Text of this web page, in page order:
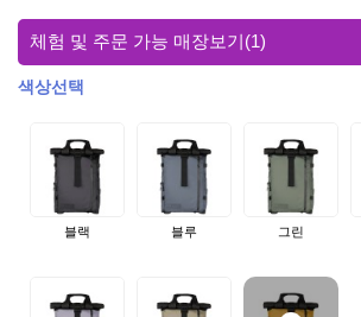
체험 및 주문 가능 매장보기(1)
색상선택
블랙 블루 그린